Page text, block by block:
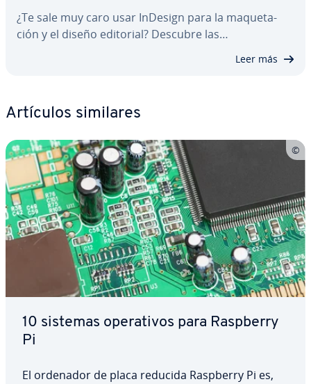
¿Te sale muy caro usar InDesign para la ma­que­ta­
ción y el diseño editorial? Descubre las…
Leer más
Artículos similares
10 sistemas ope­ra­ti­vos para Raspberry
Pi
El ordenador de placa reducida Raspberry Pi es,